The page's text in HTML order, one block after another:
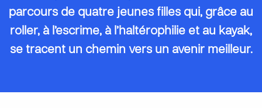
parcours de quatre jeunes filles qui, grâce au
roller, à l’escrime, à l’haltérophilie et au kayak,
se tracent un chemin vers un avenir meilleur.